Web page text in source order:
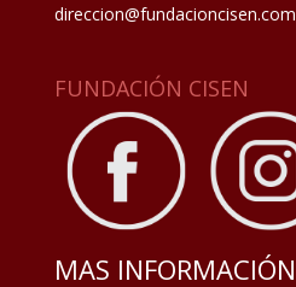
direccion@fundacioncisen.com
FUNDACIÓN CISEN
MAS INFORMACIÓN